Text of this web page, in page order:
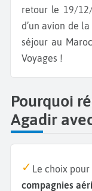
retour le 19/
d’un avion de
séjour au
Voyages !
Pourquoi
Agadir
Le choix pour
compagnies